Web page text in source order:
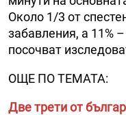
Около 1/3 от
забавления, а 11%
посочват
ОЩЕ ПО ТЕМАТА:
Две трети от